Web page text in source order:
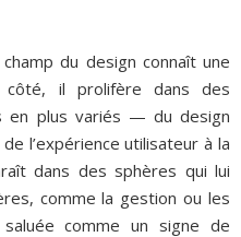
du design connaît une
côté, il prolifère dans des
en plus variés — du design
l’expérience utilisateur à la
dans des sphères qui lui
comme la gestion ou les
comme un signe de